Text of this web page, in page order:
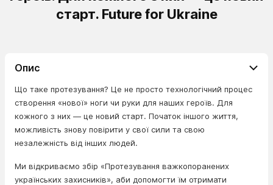
старт. Future for Ukraine
Опис
Що таке протезування? Це не просто технологічний процес
створення «нової» ноги чи руки для наших героїв. Для
кожного з них — це новий старт. Початок іншого життя,
можливість знову повірити у свої сили та свою
незалежність від інших людей.
Ми відкриваємо збір «Протезування важкопоранених
українських захисників», аби допомогти їм отримати